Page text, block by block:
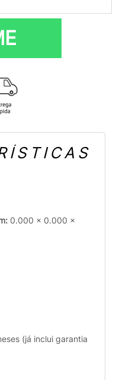
0.000 x 0.000 x
(já inclui garantia